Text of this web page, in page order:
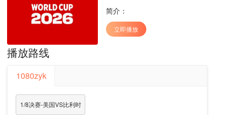
简介：
立即播放
播放路线
1080zyk
1/8决赛-美国VS比利时